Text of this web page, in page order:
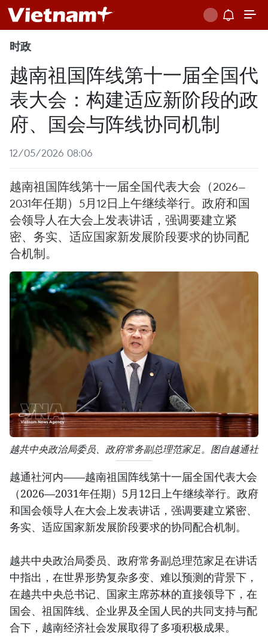
时政
越南祖国阵线第十一届全国代
表大会：构建适应新阶段的政
府、国会与阵线协同机制
12/05/2026 08:06
越南祖国阵线第十一届全国代表大会（2026—
2031年任期）5月12日上午继续举行。政府和国
会领导人在大会上发表讲话，强调要建立紧
密、务实、适应国家新发展阶段要求的协同配
合机制。
越共中央政治局委员、政府常务副总理范家足。图自越通社
越通社河内——越南祖国阵线第十一届全国代表大会
（2026—2031年任期）5月12日上午继续举行。政府
和国会领导人在大会上发表讲话，强调要建立紧密、
务实、适应国家新发展阶段要求的协同配合机制。
越共中央政治局委员、政府常务副总理范家足在讲话
中指出，在世界形势复杂多变、难以预测的背景下，
在越共中央总书记、国家主席苏林的直接领导下，在
国会、祖国阵线、企业界及全国人民的共同支持与配
合下，越南经济社会发展取得了多项积极成果。